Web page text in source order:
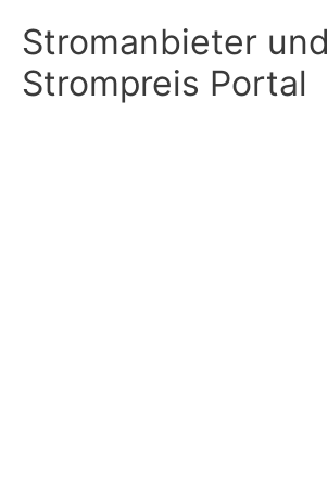
Inhalt
springen
Stromanbieter und
Strompreis Portal